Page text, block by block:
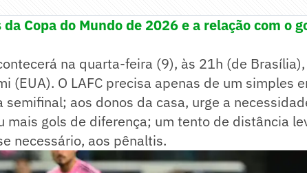
Copa do Mundo de 2026 e a relação com o
na quarta-feira (9), às 21h (de
(EUA). O LAFC precisa apenas de um simples
semifinal; aos donos da casa, urge a
mais gols de diferença; um tento de distância
necessário, aos pênaltis.